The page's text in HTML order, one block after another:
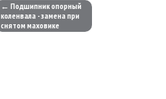
← Подшипник опорный
коленвала - замена при
снятом маховике